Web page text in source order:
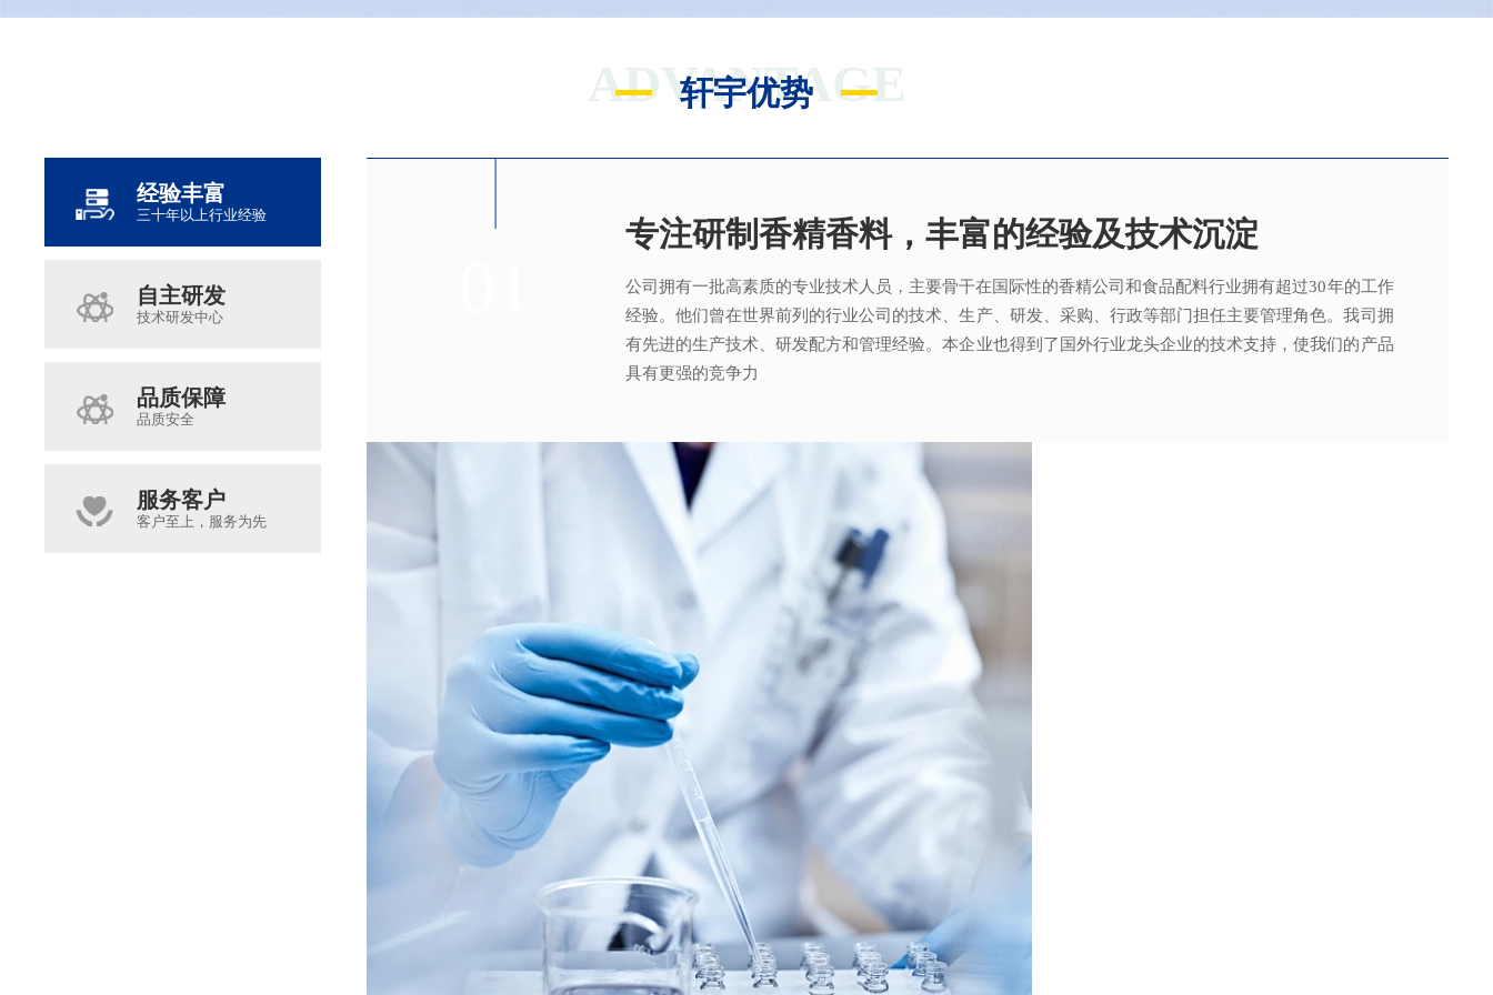
ADVANTAGE
轩宇优势
经验丰富
三十年以上行业经验
自主研发
技术研发中心
品质保障
品质安全
服务客户
客户至上，服务为先
专注研制香精香料，丰富的经验及技术沉淀
公司拥有一批高素质的专业技术人员，主要骨干在国际性的香精公司和食品配料行业拥有超过30年的工作
经验。他们曾在世界前列的行业公司的技术、生产、研发、采购、行政等部门担任主要管理角色。我司拥
有先进的生产技术、研发配方和管理经验。本企业也得到了国外行业龙头企业的技术支持，使我们的产品
具有更强的竞争力
满足客户不同的调香需求
拥有独立的香精香料技术研发实验室和生产车间，可为客户提供适合、满意，高性价比的高品质香精。
完善的质量管理体系
从2005年起，公司就建立了国际认可的ISO9001：2015质量管理体系及ISO22000：2018 食品安全管理体
系，为所有产品质量稳定性及食用安全性保驾护航。
真心酿香味 芬芳传五洲
轩宇的应用及技术服务中心，汇聚了多位优秀的技术工程师从事香精香料在各类产品中的开发应用，能高
效地针对客户需求打造不同产品，满 足客户对提高其产品质量以及缩短交货期的需求。